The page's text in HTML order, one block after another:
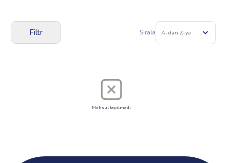
Filtr Sırala A-dan Z-yə
Məhsul tapılmadı